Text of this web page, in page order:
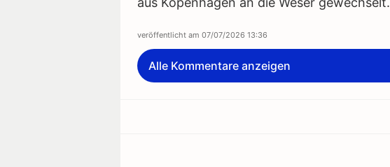
veröffentlicht am 07/07/2026 13:36
Alle Kommentare anzeigen